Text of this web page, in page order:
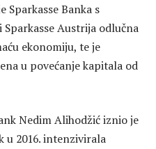
Sparkasse Banka s
Austrija odlučna
ekonomiju, te je
u povećanje kapitala od
Nedim Alihodžić iznio je
u 2016. intenzivirala